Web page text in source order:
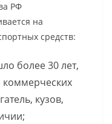
РФ
на
средств:
более 30 лет,
коммерческих
кузов,